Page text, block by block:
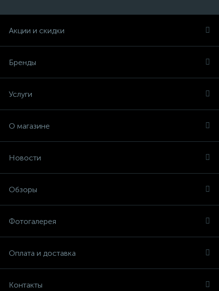
Акции и скидки
Бренды
Услуги
О магазине
Новости
Обзоры
Фотогалерея
Оплата и доставка
Контакты